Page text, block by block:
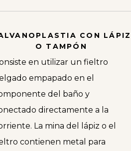
CON LÁPIZ
O TAMPÓN
en utilizar un fieltro
empapado en el
del baño y
directamente a la
La mina del lápiz o el
contienen metal para